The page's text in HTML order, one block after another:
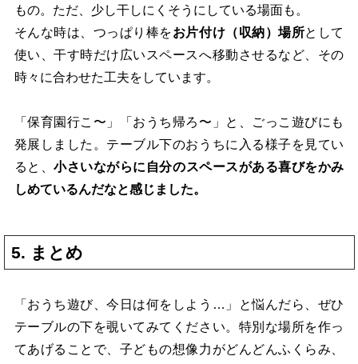
もの。ただ、少し干しにくそうにしている場面も。
そんな時は、つっぱり棒をお片付け（収納）場所として
使い、干す時だけ広いスペースへ移動させるなど、その
時々に合わせた工夫をしています。
「保育園行こ〜」「おうち帰ろ〜」と、ごっこ遊びにも
発展しました。テーブル下のおうちに入る様子を見てい
ると、小さいながらに自分のスペースがある喜びをかみ
しめているんだなと感じました。
5. まとめ
「おうち遊び、今日は何をしよう…」と悩んだら、ぜひ
テーブルの下を覗いてみてください。特別な場所を作っ
てあげることで、子どもの想像力がどんどんふくらみ、